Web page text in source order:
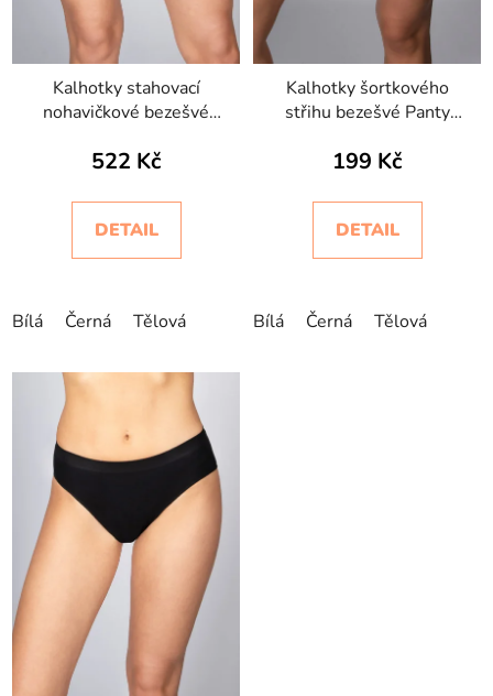
Kalhotky stahovací
nohavičkové bezešvé
Intimidea
522 Kč
DETAIL
Bílá Černá Tělová
Kalhotky šortkového
střihu bezešvé Panty
199 Kč
DETAIL
Bílá Černá Tělová